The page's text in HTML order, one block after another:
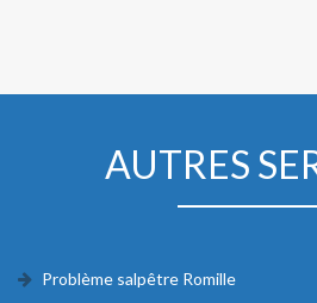
AUTRES
Problème salpêtre Romille